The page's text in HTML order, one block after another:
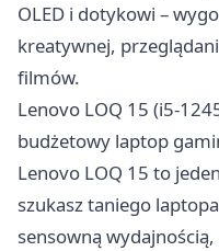
OLED i dotykowi –
kreatywnej,
filmów.
Lenovo LOQ 15
budżetowy laptop
Lenovo LOQ 15 to
szukasz taniego
sensowną